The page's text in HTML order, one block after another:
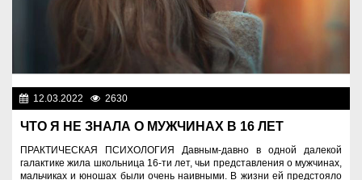
12.03.2022 2630
ЧТО Я НЕ ЗНАЛА О МУЖЧИНАХ В 16 ЛЕТ
ПРАКТИЧЕСКАЯ ПСИХОЛОГИЯ Давным-давно в одной далекой
галактике жила школьница 16-ти лет, чьи представления о мужчинах,
мальчиках и юношах были очень наивными. В жизни ей предстояло